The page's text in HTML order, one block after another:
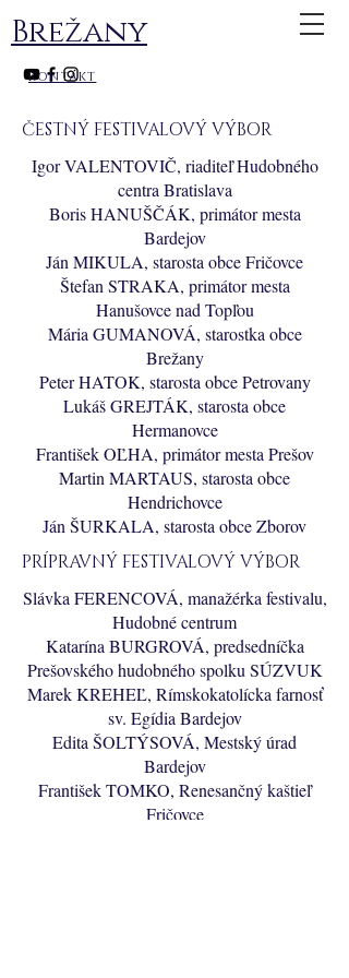
kontakt
Brežany
ČESTNÝ FESTIVALOVÝ VÝBOR
Igor VALENTOVIČ, riaditeľ Hudobného
centra Bratislava
Boris HANUŠČÁK, primátor mesta
Bardejov
Ján MIKULA, starosta obce Fričovce
Štefan STRAKA, primátor mesta
Hanušovce nad Topľou
Mária GUMANOVÁ, starostka obce
Brežany
Peter HATOK, starosta obce Petrovany
Lukáš GREJTÁK, starosta obce
Hermanovce
František OĽHA, primátor mesta Prešov
Martin MARTAUS, starosta obce
Hendrichovce
Ján ŠURKALA, starosta obce Zborov
PRÍPRAVNÝ FESTIVALOVÝ VÝBOR
Slávka FERENCOVÁ, manažérka festivalu,
Hudobné centrum
Katarína BURGROVÁ, predsedníčka
Prešovského hudobného spolku SÚZVUK
Marek KREHEĽ, Rímskokatolícka farnosť
sv. Egídia Bardejov
Edita ŠOLTÝSOVÁ, Mestský úrad
Bardejov
František TOMKO, Renesančný kaštieľ
Fričovce